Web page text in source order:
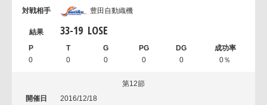
豊田自動織機
33-19 LOSE
0 0 0 0 0 0％
第12節
2016/12/18